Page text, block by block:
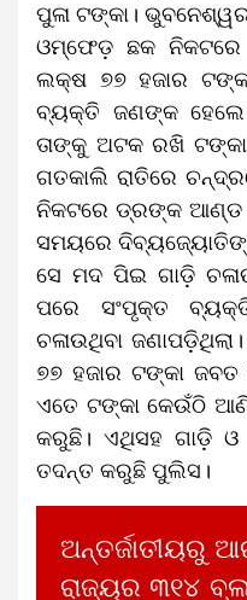
ପୁଳା ଟଙ୍କା।
ଓମ୍ଫେଡ଼ ଛକ
ଲକ୍ଷ ୭୭ ହଜାର
ବ୍ୟକ୍ତି ଜଣଙ୍କ
ତାଙ୍କୁ ଅଟକ ରଖି ଟଙ୍କା
ଗତକାଲି ରାତିରେ
ନିକଟରେ ଡ୍ରଙ୍କ ଆଣ୍ଡ
ସମୟରେ
ସେ ମଦ ପିଇ ଗାଡ଼ି
ପରେ ସଂପୃକ୍ତ
ଚଳାଉଥିବା
୭୭ ହଜାର ଟଙ୍କା
ଏତେ ଟଙ୍କା କେଉଁଠି
କରୁଛି। ଏଥିସହ ଗାଡ଼ି
ତଦନ୍ତ କରୁଛି ପୁଲିସ।
ଅନ୍ତର୍ଜାତୀୟରୁ
ରାଜ୍ୟର ୩୧୪